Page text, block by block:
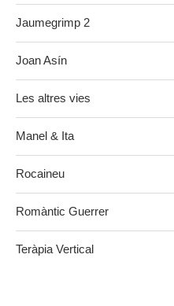
Jaumegrimp 2
Joan Asín
Les altres vies
Manel & Ita
Rocaineu
Romàntic Guerrer
Teràpia Vertical